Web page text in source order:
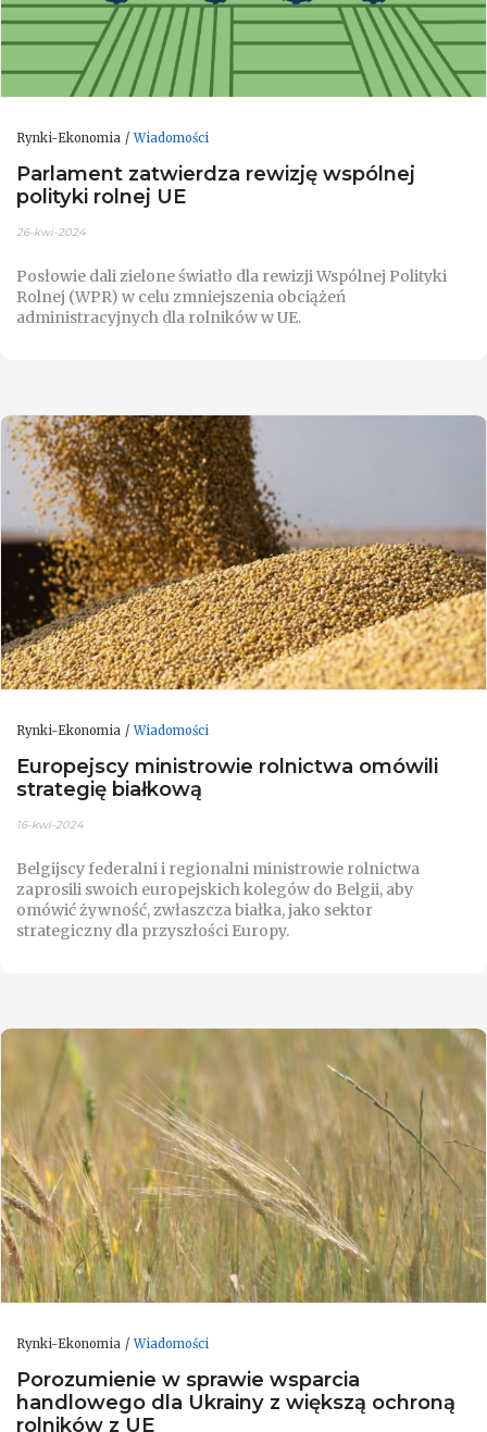
Rynki-Ekonomia Wiadomości
Parlament zatwierdza rewizję wspólnej
polityki rolnej UE
26-kwi-2024
Posłowie dali zielone światło dla rewizji Wspólnej Polityki
Rolnej (WPR) w celu zmniejszenia obciążeń
administracyjnych dla rolników w UE.
Rynki-Ekonomia Wiadomości
Europejscy ministrowie rolnictwa omówili
strategię białkową
16-kwi-2024
Belgijscy federalni i regionalni ministrowie rolnictwa
zaprosili swoich europejskich kolegów do Belgii, aby
omówić żywność, zwłaszcza białka, jako sektor
strategiczny dla przyszłości Europy.
Rynki-Ekonomia Wiadomości
Porozumienie w sprawie wsparcia
handlowego dla Ukrainy z większą ochroną
rolników z UE